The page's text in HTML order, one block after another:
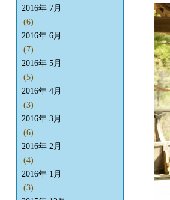
2016年 7月
(6)
2016年 6月
(7)
2016年 5月
(5)
2016年 4月
(3)
2016年 3月
(6)
2016年 2月
(4)
2016年 1月
(3)